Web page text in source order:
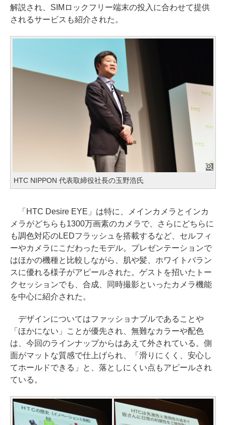
解説され、SIMロックフリー端末の投入に合わせて提供
されるサービスも紹介された。
HTC NIPPON 代表取締役社長の玉野浩氏
「HTC Desire EYE」は特に、メインカメラとインカ
メラがどちらも1300万画素のカメラで、さらにどちらに
も調色対応のLEDフラッシュを搭載するなど、セルフィ
ーやカメラにこだわったモデル。プレゼンテーションで
はほかの機種と比較しながら、肌や髪、ホワイトバラン
スに優れる様子がアピールされた。ゲストを招いたトー
クセッションでも、合成、同時撮影といったカメラ機能
を中心に紹介された。
デザインについてはファッショナブルであることや
「ほかにない」ことが優先され、無難なカラーや配色
は、今回のラインナップからはあえて外されている。側
面がマットな質感で仕上げられ、「滑りにくく、安心し
てホールドできる」と、落としにくい点もアピールされ
ている。